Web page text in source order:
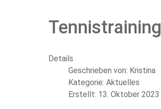
Tennistraining
Details
Geschrieben von: Kristina
Kategorie: Aktuelles
Erstellt: 13. Oktober 2023